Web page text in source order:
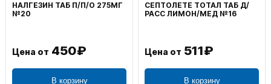
ВОЛЬТАРЕН ЭМУЛЬГЕЛЬ
НАРУЖ 2% 100Г
Цена от 1 195₽
В корзину
ФЕНИСТИЛ ГЕЛЬ НАРУЖ
0,1% 50Г
Цена от 804₽
В корзину